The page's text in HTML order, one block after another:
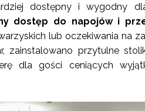
dostępny i wygodny
dostęp do napojów i
lub oczekiwania na
zainstalowano przytulne
dla gości ceniących